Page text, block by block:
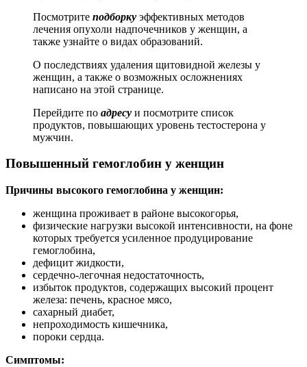
Посмотрите подборку эффективных методов
лечения опухоли надпочечников у женщин, а
также узнайте о видах образований.
О последствиях удаления щитовидной железы у
женщин, а также о возможных осложнениях
написано на этой странице.
Перейдите по адресу и посмотрите список
продуктов, повышающих уровень тестостерона у
мужчин.
Повышенный гемоглобин у женщин
Причины высокого гемоглобина у женщин:
женщина проживает в районе высокогорья,
физические нагрузки высокой интенсивности, на фоне
которых требуется усиленное продуцирование
гемоглобина,
дефицит жидкости,
сердечно-легочная недостаточность,
избыток продуктов, содержащих высокий процент
железа: печень, красное мясо,
сахарный диабет,
непроходимость кишечника,
пороки сердца.
Симптомы: